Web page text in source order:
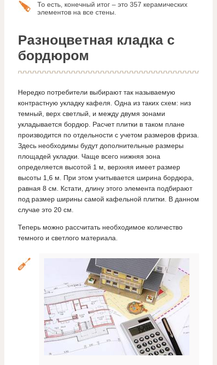
То есть, конечный итог – это 357 керамических
элементов на все стены.
Разноцветная кладка с
бордюром
Нередко потребители выбирают так называемую
контрастную укладку кафеля. Одна из таких схем: низ
темный, верх светлый, и между двумя зонами
укладывается бордюр. Расчет плитки в таком плане
производится по отдельности с учетом размеров фриза.
Здесь необходимы будут дополнительные размеры
площадей укладки. Чаще всего нижняя зона
определяется высотой 1 м, верхняя имеет размер
высоты 1,6 м. При этом учитывается ширина бордюра,
равная 8 см. Кстати, длину этого элемента подбирают
под размер ширины самой кафельной плитки. В данном
случае это 20 см.
Теперь можно рассчитать необходимое количество
темного и светлого материала.